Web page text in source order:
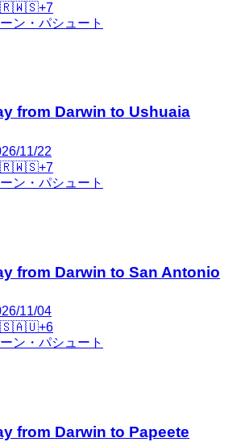
🇼🇸+7
ン・パシュート
from Darwin to Ushuaia
11/22
🇼🇸+7
ン・パシュート
from Darwin to San Antonio
11/04
🇦🇺+6
ン・パシュート
from Darwin to Papeete